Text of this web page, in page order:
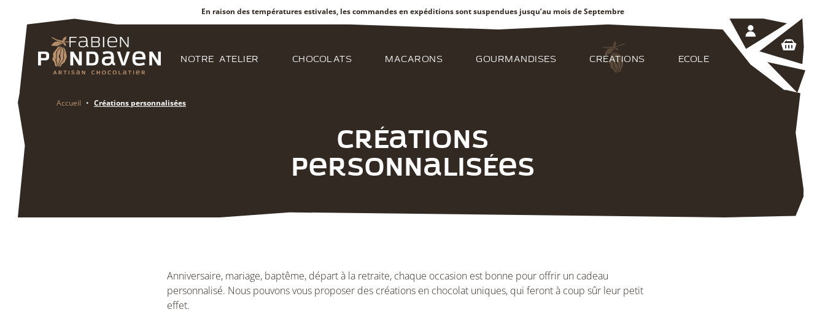
En raison des températures estivales, les commandes en expéditions sont suspendues jusqu’au mois de Septembre
NOTRE ATELIER CHOCOLATS MACARONS GOURMANDISES CRÉATIONS ECOLE
Créations
personnalisées
Accueil • Créations personnalisées
Anniversaire, mariage, baptême, départ à la retraite, chaque occasion est bonne pour offrir un cadeau
personnalisé. Nous pouvons vous proposer des créations en chocolat uniques, qui feront à coup sûr leur petit
effet.